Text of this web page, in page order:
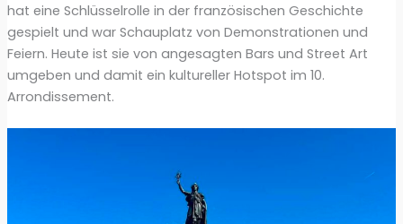
hat eine Schlüsselrolle in der französischen Geschichte
gespielt und war Schauplatz von Demonstrationen und
Feiern. Heute ist sie von angesagten Bars und Street Art
umgeben und damit ein kultureller Hotspot im 10.
Arrondissement.